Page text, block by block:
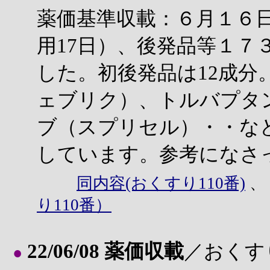
薬価基準収載：６月１６
用17日）、後発品等１７
した。初後発品は12成
ェブリク）、トルバプ
ブ（スプリセル）・・な
しています。参考になさ
同内容(おくすり110番)
り110番）
● 22/06/08 薬価収載／おく